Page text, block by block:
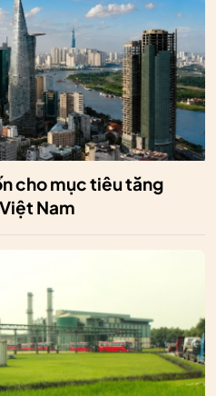
cho mục tiêu tăng
Nam